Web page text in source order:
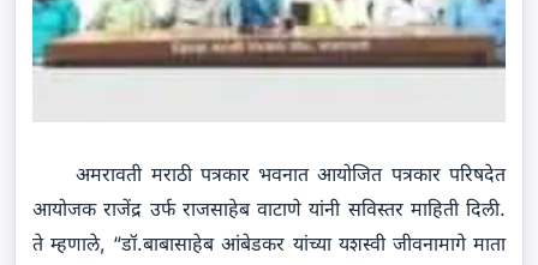
अमरावती मराठी पत्रकार भवनात आयोजित पत्रकार परिषदेत
आयोजक राजेंद्र उर्फ राजसाहेब वाटाणे यांनी सविस्तर माहिती दिली.
ते म्हणाले, “डॉ.बाबासाहेब आंबेडकर यांच्या यशस्वी जीवनामागे माता